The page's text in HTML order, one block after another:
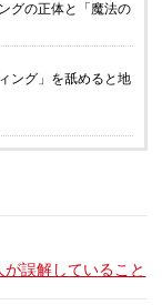
グの正体と「魔法の
ング」を舐めると地
が誤解していること